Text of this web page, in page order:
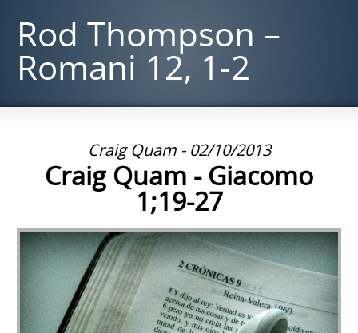
Rod Thompson –
Romani 12, 1-2
Craig Quam - 02/10/2013
Craig Quam - Giacomo
1;19-27